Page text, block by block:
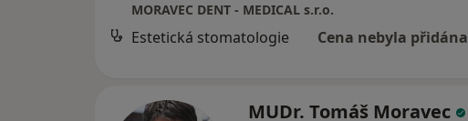
MORAVEC DENT - MEDICAL s.r.o.
Estetická stomatologie Cena nebyla přidána
MUDr. Tomáš Moravec